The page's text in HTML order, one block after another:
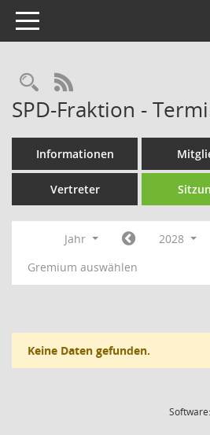
Toggle navigation
Rechercheauswahl
RSS-Feed
SPD-Fraktion -
Informationen
Vertreter
Jahr
2028
Gremium auswählen
Keine Daten gefunden.
Software: